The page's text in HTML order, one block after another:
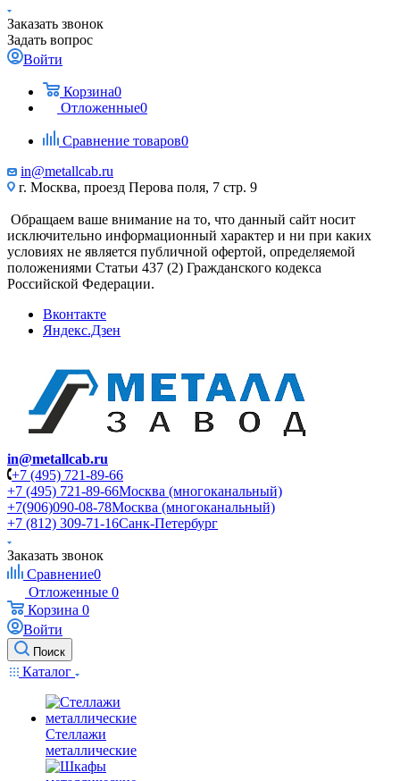
Заказать звонок
Задать вопрос
Войти
Корзина0
Отложенные0
Сравнение товаров0
in@metallcab.ru
г. Москва, проезд Перова поля, 7 стр. 9
Обращаем ваше внимание на то, что данный сайт носит
исключительно информационный характер и ни при каких
условиях не является публичной офертой, определяемой
положениями Статьи 437 (2) Гражданского кодекса
Российской Федерации.
Вконтакте
Яндекс.Дзен
in@metallcab.ru
+7 (495) 721-89-66
+7 (495) 721-89-66Москва (многоканальный)
+7(906)090-08-78Москва (многоканальный)
+7 (812) 309-71-16Санк-Петербург
Заказать звонок
Сравнение0
Отложенные 0
Корзина 0
Войти
Поиск
Каталог
Стеллажи
металлические